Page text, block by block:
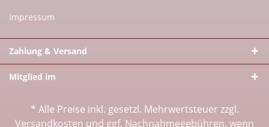
Impressum
Zahlung & Versand
Mitglied im
* Alle Preise inkl. gesetzl. Mehrwertsteuer zzgl.
Versandkosten und ggf. Nachnahmegebühren, wenn